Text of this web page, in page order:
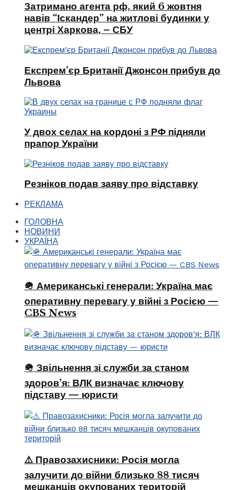
Затримано агента рф, який 6 жовтня
навів “Іскандер” на житлові будинки у
центрі Харкова, – СБУ
Експрем’єр Британії Джонсон прибув до
Львова
У двох селах на кордоні з РФ підняли
прапор України
Резніков подав заяву про відставку
РЕКЛАМА
ГОЛОВНА
НОВИНИ
УКРАЇНА
🪖 Американські генерали: Україна має
оперативну перевагу у війні з Росією —
CBS News
🪖 Звільнення зі служби за станом
здоров’я: ВЛК визначає ключову
підставу — юристи
⚠️ Правозахисники: Росія могла
залучити до війни близько 88 тисяч
мешканців окупованих територій